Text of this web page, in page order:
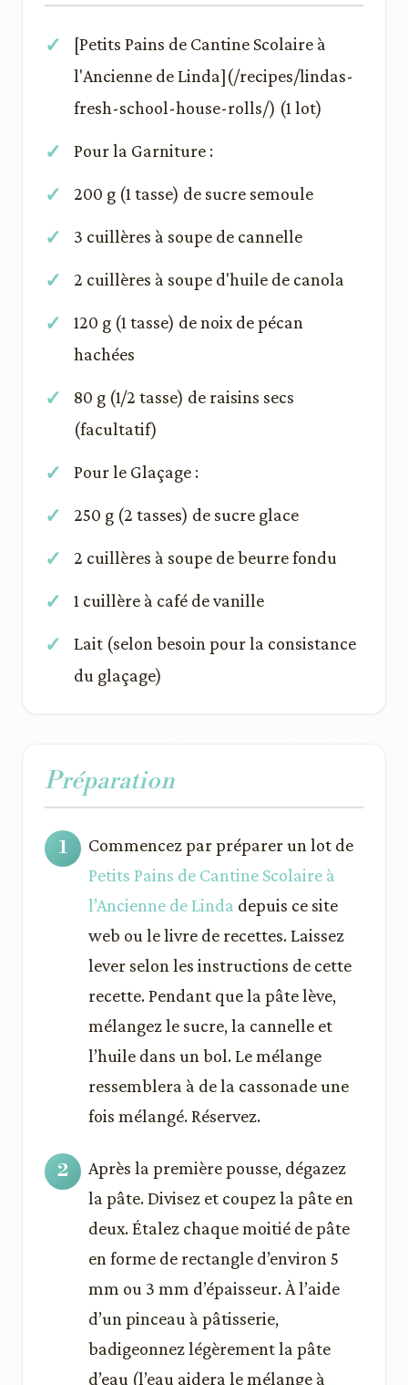
[Petits Pains de Cantine Scolaire à
l'Ancienne de Linda](/recipes/lindas-
fresh-school-house-rolls/) (1 lot)
Pour la Garniture :
200 g (1 tasse) de sucre semoule
3 cuillères à soupe de cannelle
2 cuillères à soupe d'huile de canola
120 g (1 tasse) de noix de pécan
hachées
80 g (1/2 tasse) de raisins secs
(facultatif)
Pour le Glaçage :
250 g (2 tasses) de sucre glace
2 cuillères à soupe de beurre fondu
1 cuillère à café de vanille
Lait (selon besoin pour la consistance
du glaçage)
Préparation
Commencez par préparer un lot de
Petits Pains de Cantine Scolaire à
l’Ancienne de Linda depuis ce site
web ou le livre de recettes. Laissez
lever selon les instructions de cette
recette. Pendant que la pâte lève,
mélangez le sucre, la cannelle et
l’huile dans un bol. Le mélange
ressemblera à de la cassonade une
fois mélangé. Réservez.
Après la première pousse, dégazez
la pâte. Divisez et coupez la pâte en
deux. Étalez chaque moitié de pâte
en forme de rectangle d’environ 5
mm ou 3 mm d’épaisseur. À l’aide
d’un pinceau à pâtisserie,
badigeonnez légèrement la pâte
d’eau (l’eau aidera le mélange à